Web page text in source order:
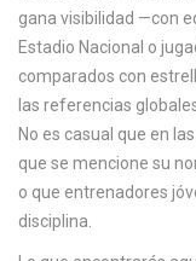
gana visibilidad —con
Estadio Nacional o
comparados con
las referencias
No es casual que en
que se mencione su
o que entrenadores
disciplina.